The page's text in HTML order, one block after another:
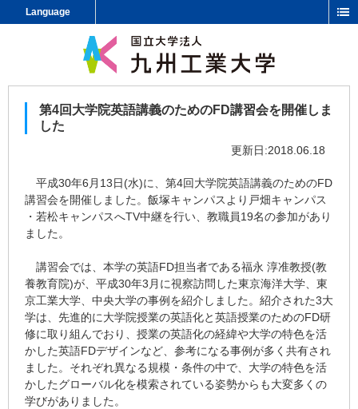
Language
第4回大学院英語講義のためのFD講習会を開催しま
した
更新日:2018.06.18
平成30年6月13日(水)に、第4回大学院英語講義のためのFD
講習会を開催しました。飯塚キャンパスより戸畑キャンパス
・若松キャンパスへTV中継を行い、教職員19名の参加があり
ました。
講習会では、本学の英語FD担当者である福永 淳准教授(教
養教育院)が、平成30年3月に視察訪問した東京海洋大学、東
京工業大学、中央大学の事例を紹介しました。紹介された3大
学は、先進的に大学院授業の英語化と英語授業のためのFD研
修に取り組んでおり、授業の英語化の経緯や大学の特色を活
かした英語FDデザインなど、参考になる事例が多く共有され
ました。それぞれ異なる規模・条件の中で、大学の特色を活
かしたグローバル化を模索されている姿勢からも大変多くの
学びがありました。